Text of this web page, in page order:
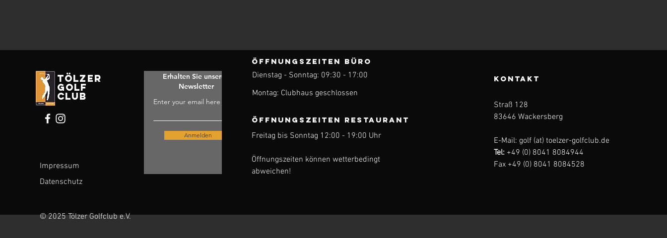
tölzer
golf
club
Impressum
Datenschutz
Erhalten Sie unseren
Newsletter
Enter your email here
Anmelden
© 2025 Tölzer Golfclub e.V.
ÖFFNUNGSZEITEN BÜRO
Dienstag - Sonntag: 09:30 - 17:00
Montag: Clubhaus geschlossen
KONTAKT
Straß 128
83646 Wackersberg
E-Mail: golf (at) toelzer-golfclub.de
Tel: +49 (0) 8041 8084944
Fax +49 (0) 8041 8084528
ÖFFNUNGSZEITEN Restaurant
Freitag bis Sonntag 12:00 - 19:00 Uhr
Öffnungszeiten können wetterbedingt
abweichen!